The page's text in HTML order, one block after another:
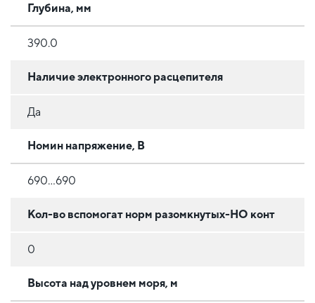
Глубина, мм
390.0
Наличие электронного расцепителя
Да
Номин напряжение, В
690...690
Кол-во вспомогат норм разомкнутых-НО конт
0
Высота над уровнем моря, м